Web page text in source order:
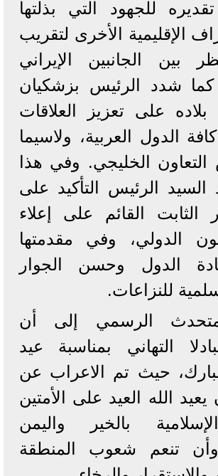
للجهود التي بذلتها
الإقليمية الأخرى لتقريب
بين الجانبين الإيراني
كما شدد الرئيس بزشكيان
على تعزيز العلاقات
الدول العربية، ولاسيما
الخليجي. وفي هذا
السيد الرئيس التأكيد على
القائم على إعلاء
الدولي، وفي مقدمتها
الدول وحسن الجوار
للنزاعات.
الرسمي إلى أن
التهاني بمناسبة عيد
حيث تم الاعراب عن
يعيد الله العيد على الأمتين
بالخير واليمن
وأن تنعم شعوب المنطقة